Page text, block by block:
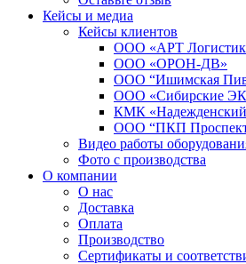
Кейсы и медиа
Кейсы клиентов
ООО «АРТ
ООО «ОРОН-ДВ»
ООО “Ишимская
ООО «Сибирские
КМК
ООО “ПКП
Видео работы
Фото с производства
О компании
О нас
Доставка
Оплата
Производство
Сертификаты и